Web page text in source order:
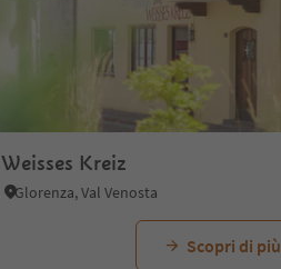
Weisses Kreiz
Glorenza, Val Venosta
Scopri di più